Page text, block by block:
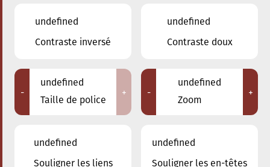
Adresse
undefined
Contraste inversé
undefined
Contraste doux
-
undefined
Taille de police
+ -
undefined
Zoom
+
undefined
Souligner les liens
undefined
Souligner les en-têtes